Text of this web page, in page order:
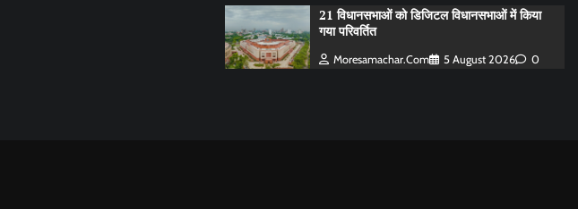
21 विधानसभाओं को डिजिटल विधानसभाओं में किया
गया परिवर्तित
Moresamachar.com 5 August 2026 0